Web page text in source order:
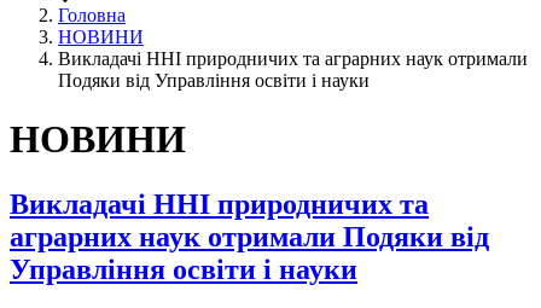
Головна
НОВИНИ
Викладачі ННІ природничих та аграрних наук отримали
Подяки від Управління освіти і науки
НОВИНИ
Викладачі ННІ природничих та
аграрних наук отримали Подяки від
Управління освіти і науки